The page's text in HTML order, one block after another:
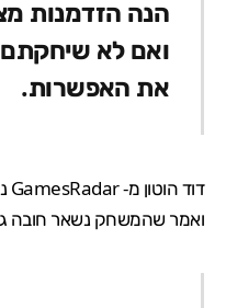
הנה הזדמנות
ואם לא שיחקתם
את האפשרות.
דוד הוטון מ-GamesRadar
ואמר שהמשחק נשאר חובה